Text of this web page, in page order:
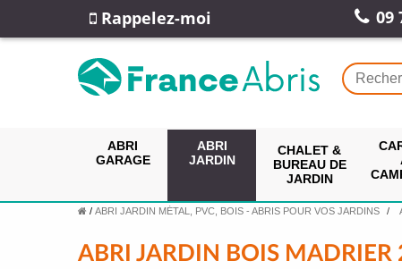
Rappelez-moi 09
ABRI
GARAGE
ABRI
JARDIN
CHALET &
BUREAU DE
JARDIN
/ ABRI JARDIN MÉTAL, PVC, BOIS - ABRIS POUR VOS JARDINS
ABRI JARDIN BOIS